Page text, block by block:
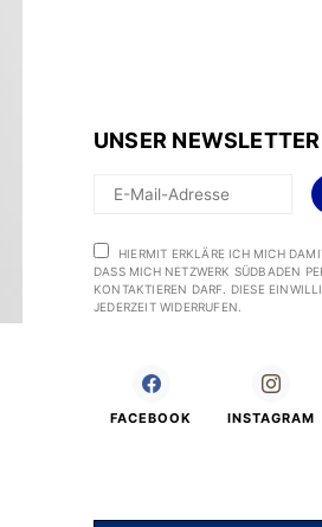
UNSER NEWSLETTER
HIERMIT ERKLÄRE ICH MICH
DASS MICH NETZWERK SÜDBADEN
KONTAKTIEREN DARF. DIESE
JEDERZEIT WIDERRUFEN.
FACEBOOK INSTAGRAM